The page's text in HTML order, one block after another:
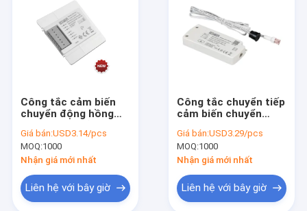
Công tắc cảm biến
chuyển động hồng
điều khiển chuyển
tiếp giảm tốc
Giá bán:USD3.14/pcs
MOQ:1000
Nhận giá mới nhất
Liên hệ với bây giờ
Công tắc chuyển tiếp
cảm biến chuyển
12VDC để điều khiển
ánh sáng tủ
Giá bán:USD3.29/pcs
MOQ:1000
Nhận giá mới nhất
Liên hệ với bây giờ